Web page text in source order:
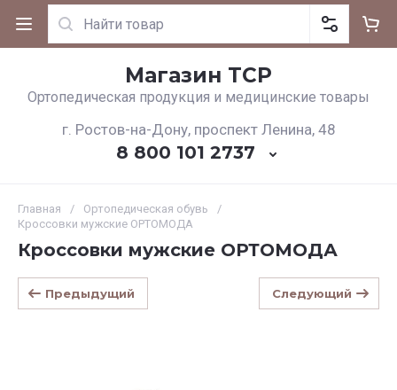
Магазин ТСР
Ортопедическая продукция и медицинские товары
г. Ростов-на-Дону, проспект Ленина, 48
8 800 101 2737
Главная / Ортопедическая обувь
/
Кроссовки мужские ОРТОМОДА
Кроссовки мужские ОРТОМОДА
Предыдущий Следующий